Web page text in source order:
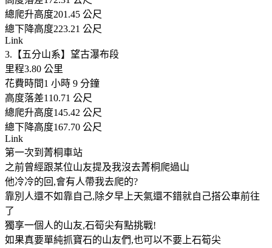
總爬升高度201.45 公尺
總下降高度223.21 公尺
Link
3.【五分山系】望古瀑布段
里程3.80 公里
花費時間1 小時 9 分鐘
高度落差110.71 公尺
總爬升高度145.42 公尺
總下降高度167.70 公尺
Link
第一次到菁桐車站
之前曾經跟某位山友提及我沒去菁桐爬過山
他冷冷的回,會有人帶我去爬的?
靠別人還不如靠自己,除夕早上天氣還不錯就自己搭公車前往
了
獨享一個人的山友,石筍尖有點挑戰!
如果真要單純抓寶石的山友們,也可以不要上石筍尖